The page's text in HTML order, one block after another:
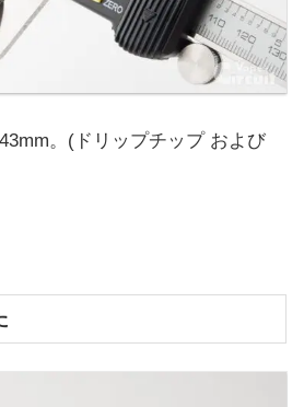
。(ドリップチップ および